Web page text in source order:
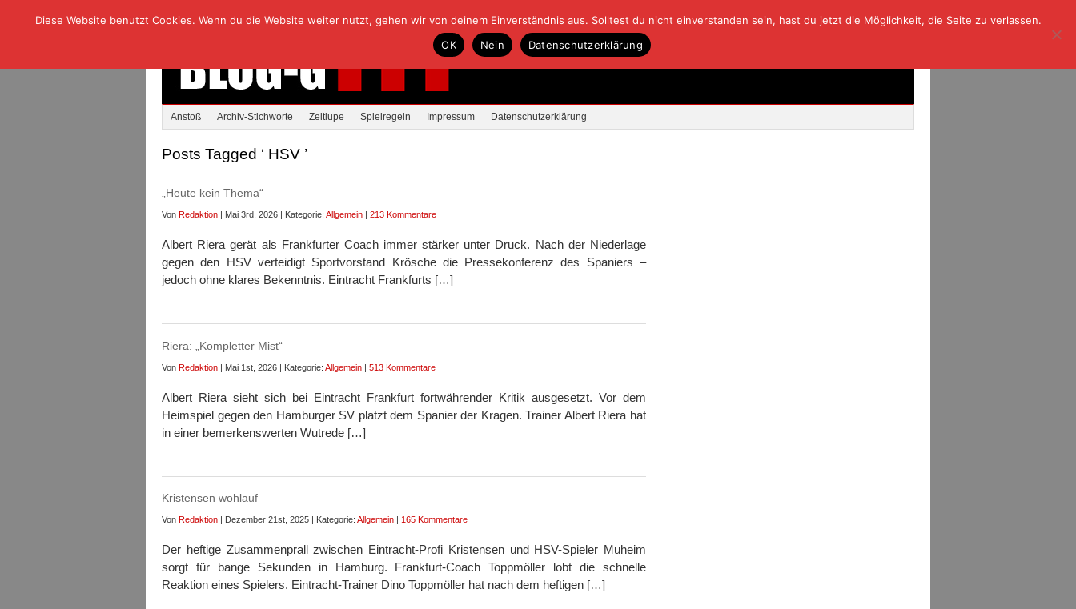
Anstoß Archiv-Stichworte Zeitlupe Spielregeln Impressum Datenschutzerklärung
Posts Tagged ‘ HSV ’
„Heute kein Thema“
Von Redaktion | Mai 3rd, 2026 | Kategorie: Allgemein | 213 Kommentare
Albert Riera gerät als Frankfurter Coach immer stärker unter Druck. Nach der Niederlage
gegen den HSV verteidigt Sportvorstand Krösche die Pressekonferenz des Spaniers –
jedoch ohne klares Bekenntnis. Eintracht Frankfurts […]
Riera: „Kompletter Mist“
Von Redaktion | Mai 1st, 2026 | Kategorie: Allgemein | 513 Kommentare
Albert Riera sieht sich bei Eintracht Frankfurt fortwährender Kritik ausgesetzt. Vor dem
Heimspiel gegen den Hamburger SV platzt dem Spanier der Kragen. Trainer Albert Riera hat
in einer bemerkenswerten Wutrede […]
Kristensen wohlauf
Von Redaktion | Dezember 21st, 2025 | Kategorie: Allgemein | 165 Kommentare
Der heftige Zusammenprall zwischen Eintracht-Profi Kristensen und HSV-Spieler Muheim
sorgt für bange Sekunden in Hamburg. Frankfurt-Coach Toppmöller lobt die schnelle
Reaktion eines Spielers. Eintracht-Trainer Dino Toppmöller hat nach dem heftigen […]
Diese Website benutzt Cookies. Wenn du die Website weiter nutzt, gehen wir von deinem Einverständnis aus. Solltest du nicht einverstanden sein, hast du jetzt die Möglichkeit, die Seite zu verlassen.
OK
Nein Datenschutzerklärung